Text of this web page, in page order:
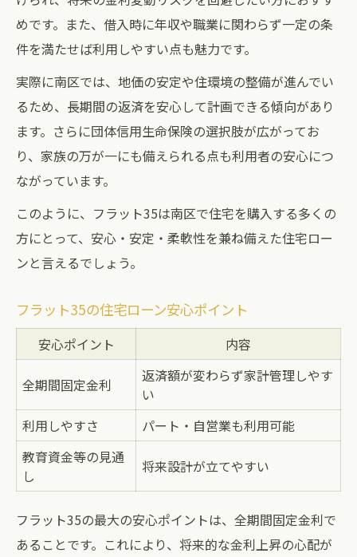
めです。また、借入時に年収や職業に関わらず一定の条
件を満たせば利用しやすい点も魅力です。
実際に南区では、地価の安定や住環境の整備が進んでい
るため、長期間の返済を安心して計画できる傾向があり
ます。さらに団体信用生命保険の選択肢が広がってお
り、家族の万が一にも備えられる点も利用者の安心につ
ながっています。
このように、フラット35は南区で住宅を購入する多くの
方にとって、安心・安定・柔軟性を兼ね備えた住宅ロー
ンと言えるでしょう。
フラット35の住宅ローン安心ポイント
安心ポイント 内容
全期間固定金利
返済額が変わらず家計管理しやす
い
利用しやすさ
パート・自営業も利用可能
教育資金等の見通
し
将来設計が立てやすい
フラット35の最大の安心ポイントは、全期間固定金利で
あることです。これにより、将来的な金利上昇の心配が